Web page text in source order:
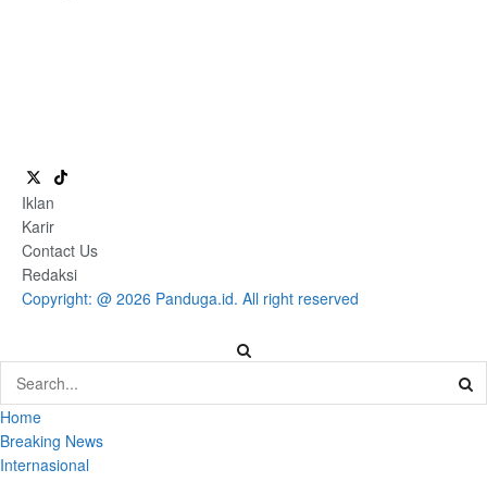
Iklan
Karir
Contact Us
Redaksi
Copyright: @ 2026 Panduga.id. All right reserved
Home
Breaking News
Internasional